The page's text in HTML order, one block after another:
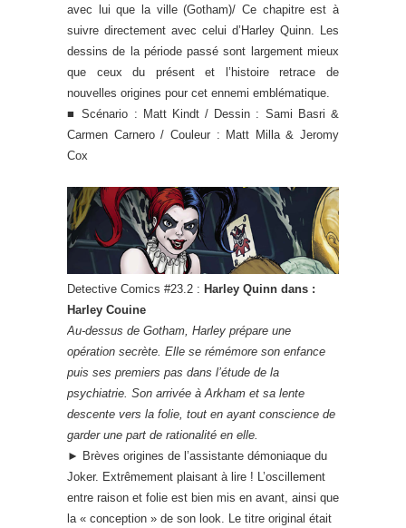
avec lui que la ville (Gotham)/ Ce chapitre est à
suivre directement avec celui d’Harley Quinn. Les
dessins de la période passé sont largement mieux
que ceux du présent et l’histoire retrace de
nouvelles origines pour cet ennemi emblématique.
■ Scénario : Matt Kindt / Dessin : Sami Basri &
Carmen Carnero / Couleur : Matt Milla & Jeromy
Cox
Detective Comics #23.2 : Harley Quinn dans :
Harley Couine
Au-dessus de Gotham, Harley prépare une
opération secrète. Elle se rémémore son enfance
puis ses premiers pas dans l’étude de la
psychiatrie. Son arrivée à Arkham et sa lente
descente vers la folie, tout en ayant conscience de
garder une part de rationalité en elle.
► Brèves origines de l’assistante démoniaque du
Joker. Extrêmement plaisant à lire ! L’oscillement
entre raison et folie est bien mis en avant, ainsi que
la « conception » de son look. Le titre original était